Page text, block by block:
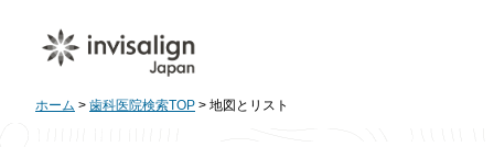
ホーム > 歯科医院検索TOP > 地図とリスト